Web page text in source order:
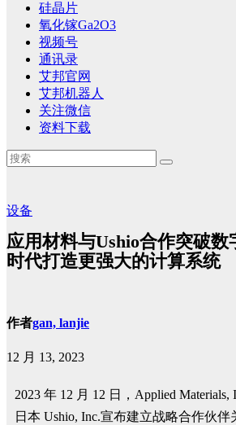
硅晶片
氧化镓Ga2O3
视频号
通讯录
艾邦官网
艾邦机器人
关注微信
资料下载
设备
应用材料与Ushio合作突破
时代打造更强大的计算系统
作者gan, lanjie
12 月 13, 2023
2023 年 12 月 12 日，Applied
日本 Ushio, Inc.宣布建立战略合作伙